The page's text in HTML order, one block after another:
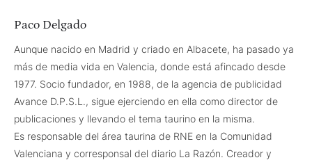
Paco Delgado
Aunque nacido en Madrid y criado en Albacete, ha pasado ya
más de media vida en Valencia, donde está afincado desde
1977. Socio fundador, en 1988, de la agencia de publicidad
Avance D.P.S.L., sigue ejerciendo en ella como director de
publicaciones y llevando el tema taurino en la misma.
Es responsable del área taurina de RNE en la Comunidad
Valenciana y corresponsal del diario La Razón. Creador y